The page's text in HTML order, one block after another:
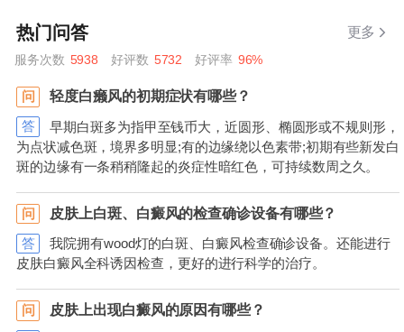
热门问答 更多
服务次数 5938 好评数 5732 好评率 96%
问 轻度白癞风的初期症状有哪些？
答
早期白斑多为指甲至钱币大，近圆形、椭圆形或不规则形，
为点状减色斑，境界多明显;有的边缘绕以色素带;初期有些新发白
斑的边缘有一条稍稍隆起的炎症性暗红色，可持续数周之久。
问 皮肤上白斑、白癜风的检查确诊设备有哪些？
答
我院拥有wood灯的白斑、白癜风检查确诊设备。还能进行
皮肤白癜风全科诱因检查，更好的进行科学的治疗。
问 皮肤上出现白癜风的原因有哪些？